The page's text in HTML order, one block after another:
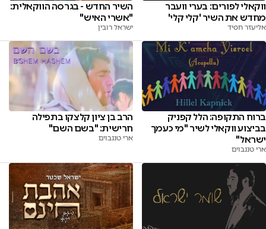
ווקאלי לפורים: בערי וועבר
מחדש את השיר 'קלי קלי'
אליעזר חסיד
השיר החדש - בגרסה הווקאלית:
"אשרי האיש"
ישראל רובין
ברוח התקופה: הלל קפניק
בביצוע ווקאלי לשיר "מי כעמך
ישראל"
ארי טננבוים
הרב בן ציון קלצקו בתפילה
חרישית: "בשם השם"
ארי טננבוים